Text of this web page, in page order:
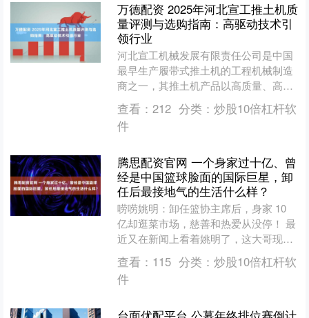
万德配资 2025年河北宣工推土机质
量评测与选购指南：高驱动技术引
领行业
河北宣工机械发展有限责任公司是中国
最早生产履带式推土机的工程机械制造
商之一，其推土机产品以高质量、高性
能著称。以下是关于河北宣工推土机质
量的详细分析： 1. 技....
查看： 212 分类： 炒股10倍杠杆软
件
腾思配资官网 一个身家过十亿、曾
经是中国篮球脸面的国际巨星，卸
任后最接地气的生活什么样？
唠唠姚明：卸任篮协主席后，身家 10
亿却逛菜市场，慈善和热爱从没停！ 最
近又在新闻上看着姚明了，这大哥现在
的状态，真是让人越看越佩服！前阵子
虹桥国际经济论坛，....
查看： 115 分类： 炒股10倍杠杆软
件